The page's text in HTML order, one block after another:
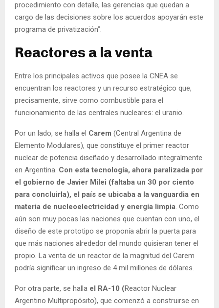
procedimiento con detalle, las gerencias que quedan a
cargo de las decisiones sobre los acuerdos apoyarán este
programa de privatización”.
Reactores a la venta
Entre los principales activos que posee la CNEA se
encuentran los reactores y un recurso estratégico que,
precisamente, sirve como combustible para el
funcionamiento de las centrales nucleares: el uranio.
Por un lado, se halla el Carem (Central Argentina de
Elemento Modulares), que constituye el primer reactor
nuclear de potencia diseñado y desarrollado integralmente
en Argentina. Con esta tecnología, ahora paralizada por
el gobierno de Javier Milei (faltaba un 30 por ciento
para concluirla), el país se ubicaba a la vanguardia en
materia de nucleoelectricidad y energía limpia. Como
aún son muy pocas las naciones que cuentan con uno, el
diseño de este prototipo se proponía abrir la puerta para
que más naciones alrededor del mundo quisieran tener el
propio. La venta de un reactor de la magnitud del Carem
podría significar un ingreso de 4 mil millones de dólares.
Por otra parte, se halla el RA-10 (Reactor Nuclear
Argentino Multipropósito), que comenzó a construirse en